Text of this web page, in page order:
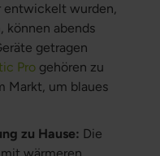
entwickelt wurden,
können abends
getragen
Progehören zu
Markt, um blaues
zu Hause: Die